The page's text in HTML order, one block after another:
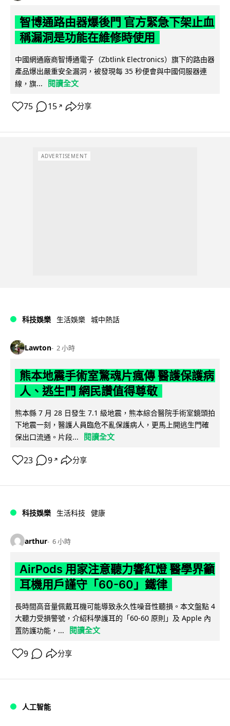
智博通路由器爆後門 官方緊急下架止血
稱漏洞是功能在維修時使用
中國網通廠商智博通電子（Zbtlink Electronics）旗下的路由器
產品爆出嚴重安全漏洞，被發現每 35 秒便會與中國伺服器連
線，旗...
閱讀全文
75 15 ↗ 分享
ADVERTISEMENT
科技娛樂 生活娛樂 城中熱話
Lawton 2 小時
熊本地震手術室驚魂片瘋傳 醫護保護病
人、逃生門 網民讚值得尊敬
熊本縣 7 月 28 日發生 7.1 級地震，熊本綜合醫院手術室鏡頭拍
下地震一刻，醫護人員臨危不亂保護病人，更馬上開逃生門確
保出口流通。片段...
閱讀全文
23 9 ↗ 分享
科技娛樂 生活科技 健康
arthur 6 小時
AirPods 用家注意聽力響紅燈 醫學界籲
耳機用戶謹守「60-60」鐵律
長時間高音量佩戴耳機可能導致永久性噪音性聽損。本文盤點 4
大聽力受損警號，介紹科學護耳的「60-60 原則」及 Apple 內
置防護功能，...
閱讀全文
9 分享
人工智能